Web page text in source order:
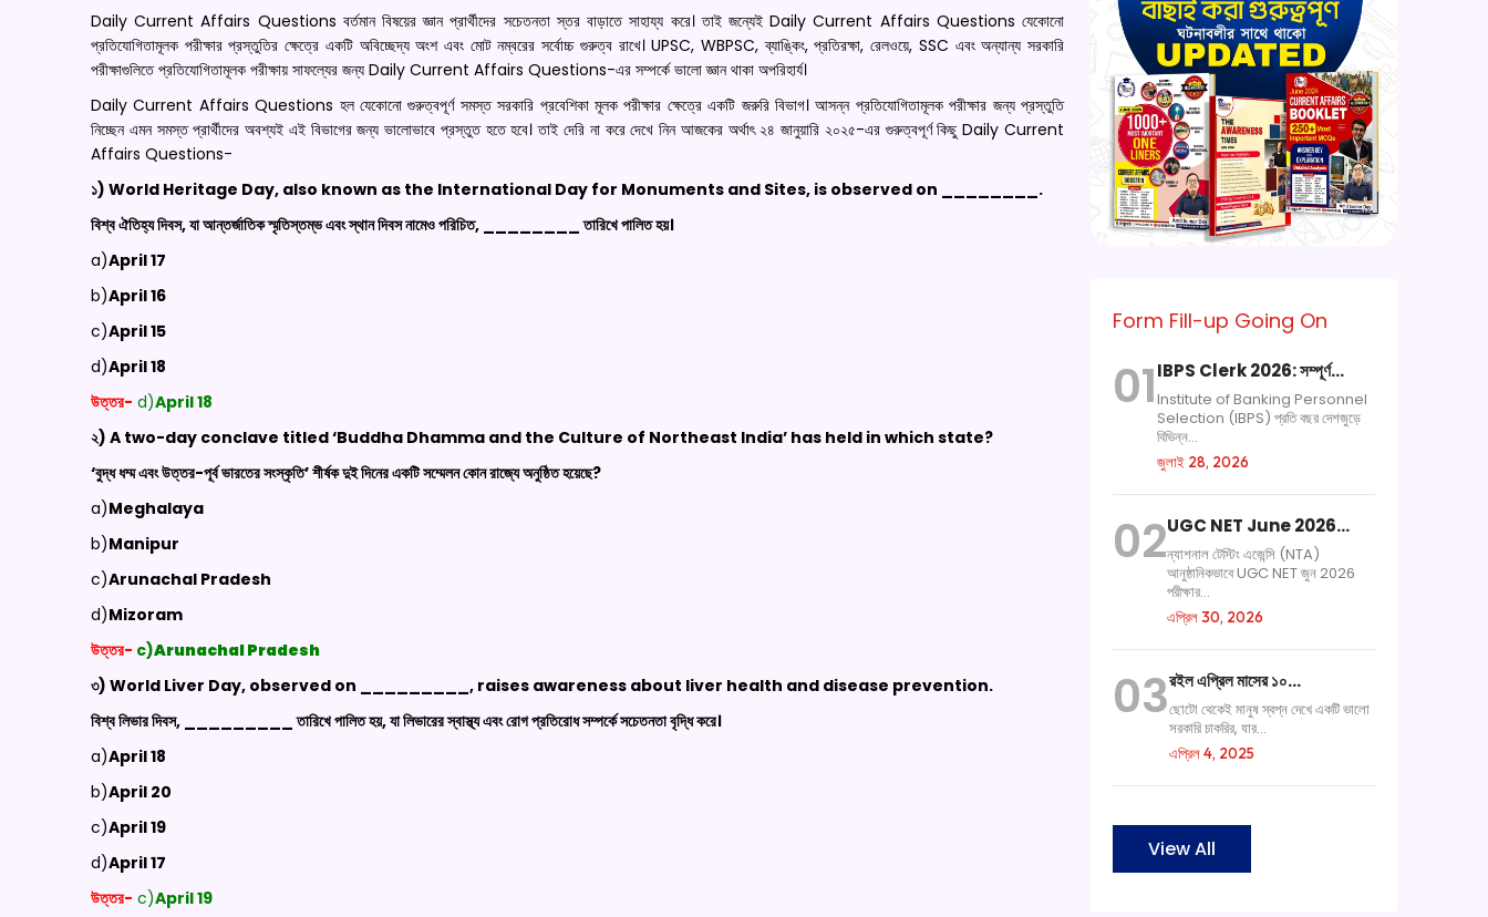
Daily Current Affairs Questions বর্তমান বিষয়ের জ্ঞান প্রার্থীদের সচেতনতা স্তর বাড়াতে সাহায্য করে। তাই জন্যেই Daily Current Affairs Questions যেকোনো
প্রতিযোগিতামূলক পরীক্ষার প্রস্তুতির ক্ষেত্রে একটি অবিচ্ছেদ্য অংশ এবং মোট নম্বরের সর্বোচ্চ গুরুত্ব রাখে। UPSC, WBPSC, ব্যাঙ্কিং, প্রতিরক্ষা, রেলওয়ে, SSC এবং অন্যান্য সরকারি
পরীক্ষাগুলিতে প্রতিযোগিতামূলক পরীক্ষায় সাফল্যের জন্য Daily Current Affairs Questions-এর সম্পর্কে ভালো জ্ঞান থাকা অপরিহার্য।
Daily Current Affairs Questions হল যেকোনো গুরুত্বপূর্ণ সমস্ত সরকারি প্রবেশিকা মূলক পরীক্ষার ক্ষেত্রে একটি জরুরি বিভাগ। আসন্ন প্রতিযোগিতামূলক পরীক্ষার জন্য প্রস্তুতি
নিচ্ছেন এমন সমস্ত প্রার্থীদের অবশ্যই এই বিভাগের জন্য ভালোভাবে প্রস্তুত হতে হবে। তাই দেরি না করে দেখে নিন আজকের অর্থাৎ ২৪ জানুয়ারি ২০২৫-এর গুরুত্বপূর্ণ কিছু Daily Current
Affairs Questions-
১) World Heritage Day, also known as the International Day for Monuments and Sites, is observed on ________.
বিশ্ব ঐতিহ্য দিবস, যা আন্তর্জাতিক স্মৃতিস্তম্ভ এবং স্থান দিবস নামেও পরিচিত, ________ তারিখে পালিত হয়।
a)April 17
b)April 16
c)April 15
d)April 18
উত্তর- d)April 18
২) A two-day conclave titled ‘Buddha Dhamma and the Culture of Northeast India’ has held in which state?
‘বুদ্ধ ধম্ম এবং উত্তর-পূর্ব ভারতের সংস্কৃতি’ শীর্ষক দুই দিনের একটি সম্মেলন কোন রাজ্যে অনুষ্ঠিত হয়েছে?
a)Meghalaya
b)Manipur
c)Arunachal Pradesh
d)Mizoram
উত্তর- c)Arunachal Pradesh
৩) World Liver Day, observed on _________, raises awareness about liver health and disease prevention.
বিশ্ব লিভার দিবস, _________ তারিখে পালিত হয়, যা লিভারের স্বাস্থ্য এবং রোগ প্রতিরোধ সম্পর্কে সচেতনতা বৃদ্ধি করে।
a)April 18
b)April 20
c)April 19
d)April 17
উত্তর- c)April 19
Form Fill-up Going On
01IBPS Clerk 2026: সম্পূর্ণ…
Institute of Banking Personnel
Selection (IBPS) প্রতি বছর দেশজুড়ে
বিভিন্ন...
জুলাই 28, 2026
02UGC NET June 2026…
ন্যাশনাল টেস্টিং এজেন্সি (NTA)
আনুষ্ঠানিকভাবে UGC NET জুন 2026
পরীক্ষার...
এপ্রিল 30, 2026
03রইল এপ্রিল মাসের ১০…
ছোটো থেকেই মানুষ স্বপ্ন দেখে একটি ভালো
সরকারি চাকরির, যার...
এপ্রিল 4, 2025
View All